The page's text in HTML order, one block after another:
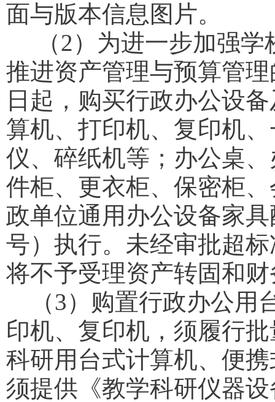
面与版本信息图片。
（2）为进一步加强学
推进资产管理与预算管
日起，购买行政办公设
算机、打印机、复印机
仪、碎纸机等；办公桌
件柜、更衣柜、保密柜
政单位通用办公设备家
号）执行。未经审批超
将不予受理资产转固和
（3）购置行政办公用
印机、复印机，须履行
科研用台式计算机、便
须提供《教学科研仪器